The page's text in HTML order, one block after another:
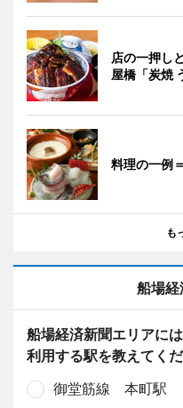
店の一押し
屋橋「炭焼
料理の一例
も
船場経
船場経済新聞エリアに
利用する駅を教えてくだ
御堂筋線 本町駅